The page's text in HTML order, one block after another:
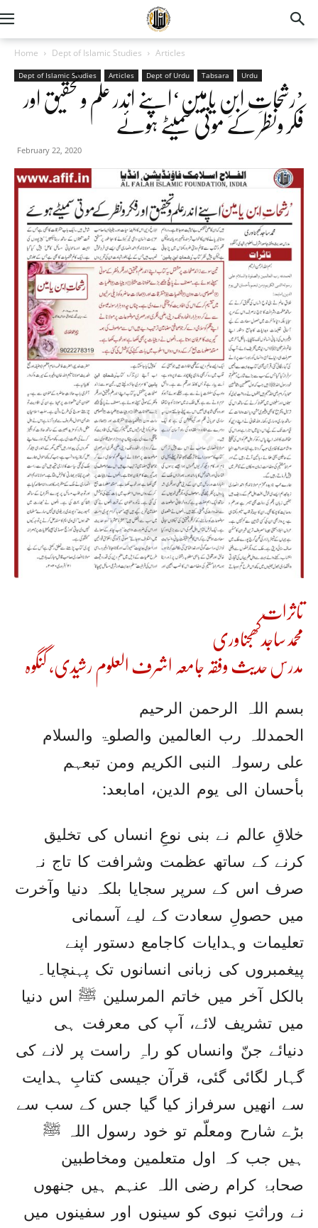
Home Dept of Islamic Studies Articles
Dept of Islamic Studies Articles Dept of Urdu Tabsara Urdu
’رشحاتِ ابنِ یامین‘اپنے اندر علم وتحقیق اور
فکر ونظر کے موتی سمیٹے ہوئے
February 22, 2020
تاثرات
محمدساجدکھجناوری
مدرس حدیث وفقہ جامعہ اشرف العلوم رشیدی، گنگوہ
بسم اللہ الرحمن الرحیم
الحمدللہ رب العالمین والصلوۃ والسلام
علی رسولہ النبی الکریم ومن تبعہم
بأحسان الی یوم الدین، امابعد:
خلاقِ عالم نے بنی نوعِ انساں کی تخلیق
کرنے کے ساتھ عظمت وشرافت کا تاج نہ
صرف اس کے سرپر سجایا بلکہ دنیا وآخرت
میں حصولِ سعادت کے لیے آسمانی
تعلیمات وہدایات کاجامع دستور اپنے
پیغمبروں کی زبانی انسانوں تک پہنچایا۔
بالکل آخر میں خاتم المرسلین ﷺ اس دنیا
میں تشریف لائے، آپ کی معرفت ہی
دنیائے جنّ وانساں کو راہِ راست پر لانے کی
گہار لگائی گئی، قرآن جیسی کتابِ ہدایت
سے انھیں سرفراز کیا گیا جس کے سب سے
بڑے شارح ومعلّم تو خود رسول اللہ ﷺ
ہیں جب کہ اول متعلمین ومخاطبین
صحابۂ کرام رضی اللہ عنہم ہیں جنھوں
نے وراثتِ نبوی کو سینوں اور سفینوں میں